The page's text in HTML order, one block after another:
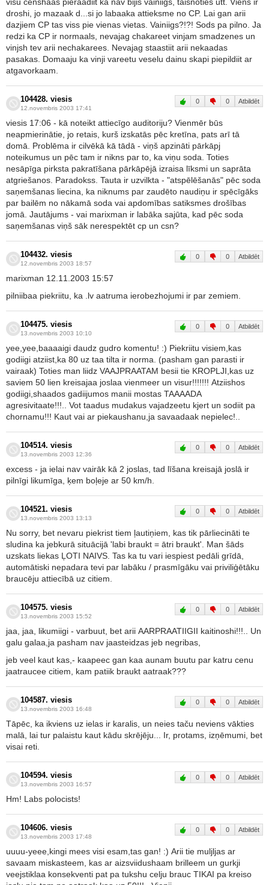
droshi, jo mazaak d...si jo labaaka attieksme no CP. Lai gan arii
dazjiem CP tas viss pie vienas vietas. Vainiigs?!?! Sods pa pilno. Ja
redzi ka CP ir normaals, nevajag chakareet vinjam smadzenes un
vinjsh tev arii nechakarees. Nevajag staastiit arii nekaadas
pasakas. Domaaju ka vinji vareetu veselu dainu skapi piepildiit ar
atgavorkaam.
104428. viesis
12.novembris 2003 17:41
0 0 Atbildēt
viesis 17:06 - kā noteikt attiecīgo auditoriju? Vienmēr būs
neapmierinātie, jo retais, kurš izskatās pēc kretīna, pats arī tā
domā. Problēma ir cilvēkā kā tādā - viņš apzināti pārkāpj
noteikumus un pēc tam ir nikns par to, ka viņu soda. Toties
nesāpīga pirksta pakratīšana pārkāpējā izraisa līksmi un saprāta
atgriešanos. Paradokss. Tauta ir uzvilkta - "atspēlēšanās" pēc soda
saņemšanas liecina, ka niknums par zaudēto naudiņu ir spēcīgāks
par bailēm no nākamā soda vai apdomības satiksmes drošības
jomā. Jautājums - vai marixman ir labāka sajūta, kad pēc soda
saņemšanas viņš sāk nerespektēt cp un csn?
104432. viesis
12.novembris 2003 18:57
0 0 Atbildēt
marixman 12.11.2003 15:57
pilniibaa piekriitu, ka .lv aatruma ierobezhojumi ir par zemiem.
104475. viesis
13.novembris 2003 10:10
0 0 Atbildēt
yee,yee,baaaaigi daudz gudro komentu! :) Piekriitu visiem,kas
godiigi atziist,ka 80 uz taa tilta ir norma. (pasham gan parasti ir
vairaak) Toties man liidz VAAJPRAATAM besii tie KROPLJI,kas uz
saviem 50 lien kreisajaa joslaa vienmeer un visur!!!!!!! Atziishos
godiigi,shaados gadiijumos manii mostas TAAAADA
agresivitaate!!!.. Vot taadus mudakus vajadzeetu kjert un sodiit pa
chornamu!!! Kaut vai ar piekaushanu,ja savaadaak nepielec!..
104514. viesis
13.novembris 2003 12:36
0 0 Atbildēt
excess - ja ielai nav vairāk kā 2 joslas, tad līšana kreisajā joslā ir
pilnīgi likumīga, ķem boļeje ar 50 km/h.
104521. viesis
13.novembris 2003 13:13
0 0 Atbildēt
Nu sorry, bet nevaru piekrist tiem ļautiņiem, kas tik pārliecināti te
sludina ka jebkurā situācijā 'labi braukt = ātri braukt'. Man šāds
uzskats liekas ĻOTI NAIVS. Tas ka tu vari iespiest pedāli grīdā,
automātiski nepadara tevi par labāku / prasmīgāku vai priviliģētāku
braucēju attiecībā uz citiem.
104575. viesis
13.novembris 2003 15:52
0 0 Atbildēt
jaa, jaa, likumiigi - varbuut, bet arii AARPRAATIIGII kaitinoshi!!!.. Un
galu galaa,ja pasham nav jaasteidzas jeb negribas,
jeb veel kaut kas,- kaapeec gan kaa aunam buutu par katru cenu
jaatraucee citiem, kam patiik braukt aatraak???
104587. viesis
13.novembris 2003 16:48
0 0 Atbildēt
Tāpēc, ka ikviens uz ielas ir karalis, un neies taču neviens vākties
malā, lai tur palaistu kaut kādu skrējēju... Ir, protams, izņēmumi, bet
visai reti.
104594. viesis
13.novembris 2003 16:57
0 0 Atbildēt
Hm! Labs polocists!
104606. viesis
13.novembris 2003 17:48
0 0 Atbildēt
uuuu-yeee,kingi mees visi esam,tas gan! :) Arii tie muljljas ar
savaam miskasteem, kas ar aizsviidushaam brilleem un gurkji
veejstiklaa konsekventi pat pa tukshu celju brauc TIKAI pa kreiso